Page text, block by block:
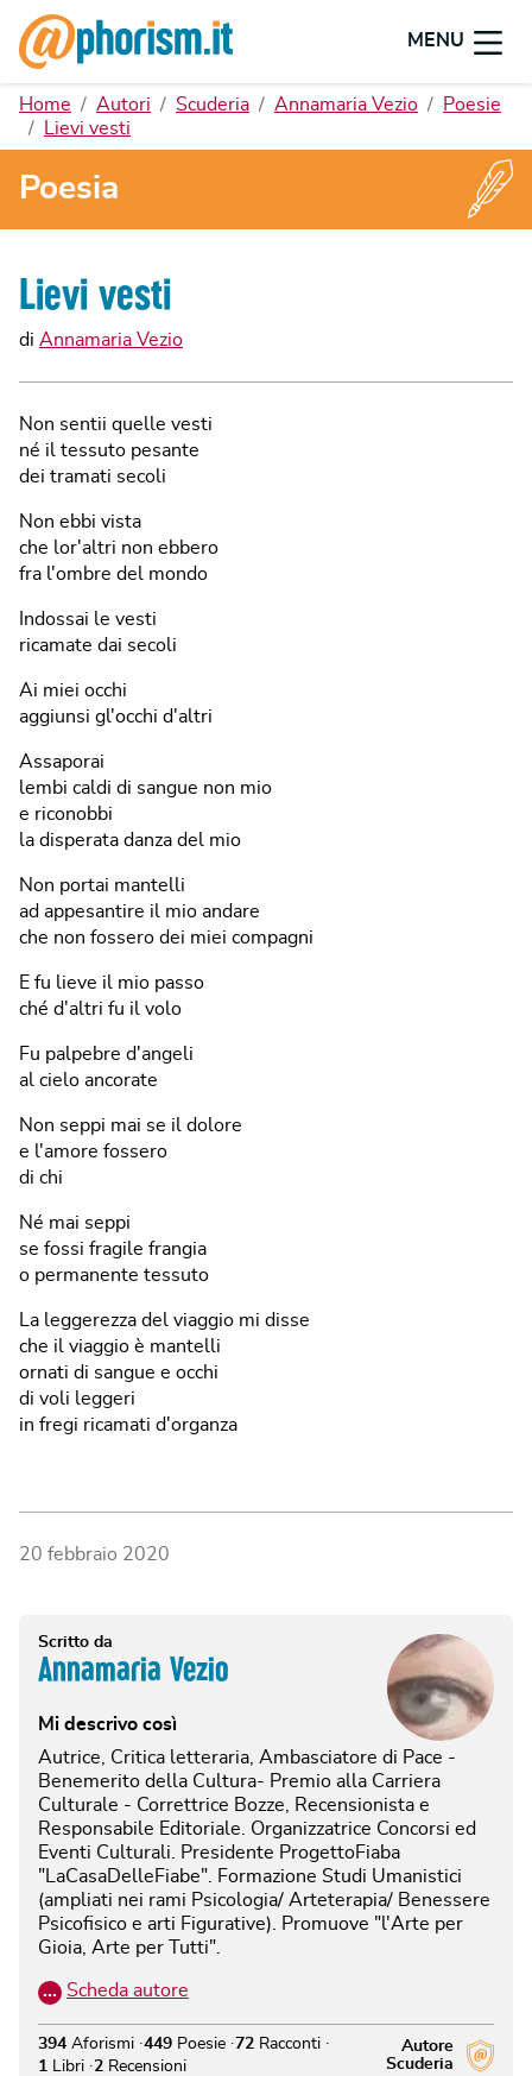
MENU
Home Autori Scuderia Annamaria Vezio
Poesie
Lievi vesti
Poesia
Lievi vesti
di Annamaria Vezio
Non sentii quelle vesti
né il tessuto pesante
dei tramati secoli
Non ebbi vista
che lor'altri non ebbero
fra l'ombre del mondo
Indossai le vesti
ricamate dai secoli
Ai miei occhi
aggiunsi gl'occhi d'altri
Assaporai
lembi caldi di sangue non mio
e riconobbi
la disperata danza del mio
Non portai mantelli
ad appesantire il mio andare
che non fossero dei miei compagni
E fu lieve il mio passo
ché d'altri fu il volo
Fu palpebre d'angeli
al cielo ancorate
Non seppi mai se il dolore
e l'amore fossero
di chi
Né mai seppi
se fossi fragile frangia
o permanente tessuto
La leggerezza del viaggio mi disse
che il viaggio è mantelli
ornati di sangue e occhi
di voli leggeri
in fregi ricamati d'organza
20 febbraio 2020
Scritto da
Annamaria Vezio
Mi descrivo così
Autrice, Critica letteraria, Ambasciatore di Pace -
Benemerito della Cultura- Premio alla Carriera
Culturale - Correttrice Bozze, Recensionista e
Responsabile Editoriale. Organizzatrice Concorsi ed
Eventi Culturali. Presidente ProgettoFiaba
"LaCasaDelleFiabe". Formazione Studi Umanistici
(ampliati nei rami Psicologia/ Arteterapia/ Benessere
Psicofisico e arti Figurative). Promuove "l'Arte per
Gioia, Arte per Tutti".
… Scheda autore
Autore
Scuderia
394 Aforismi 449 Poesie 72 Racconti
1
Libri 2 Recensioni